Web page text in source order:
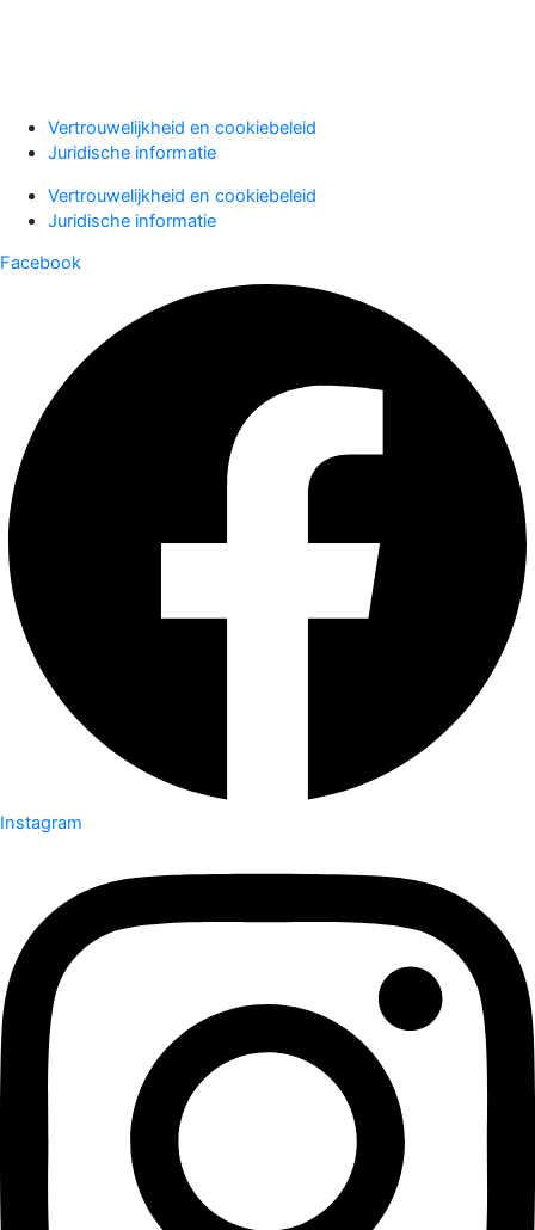
Vertrouwelijkheid en cookiebeleid
Juridische informatie
Vertrouwelijkheid en cookiebeleid
Juridische informatie
Facebook
Instagram